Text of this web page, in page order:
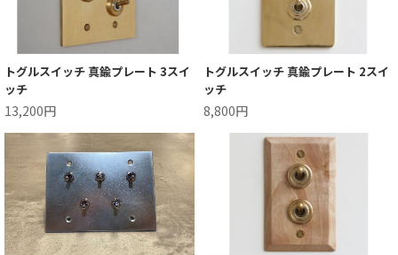
トグルスイッチ 真鍮プレート 3スイ
ッチ
13,200円
トグルスイッチ 真鍮プレート 2スイ
ッチ
8,800円